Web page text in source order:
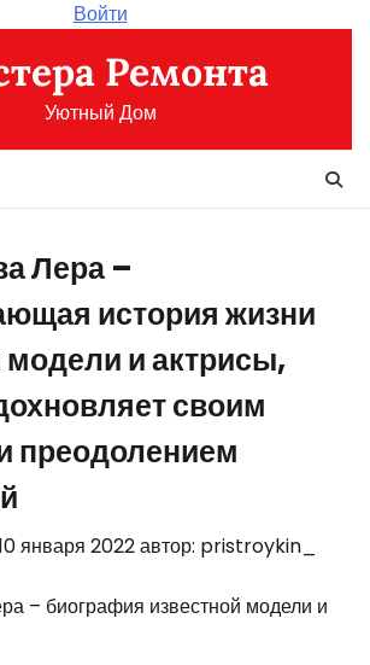
Войти
Ремонта
Уютный Дом
Лера –
история жизни
модели и актрисы,
своим
преодолением
января 2022автор: pristroykin_